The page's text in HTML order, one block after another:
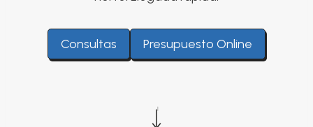
Consultas Presupuesto Online